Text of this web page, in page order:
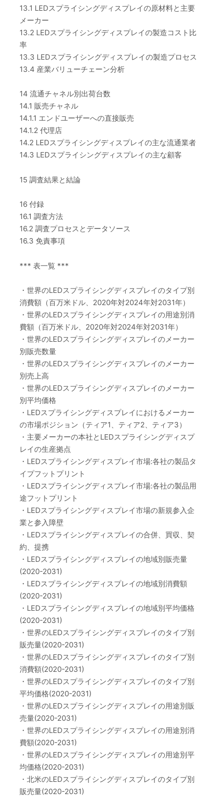
13.1 LEDスプライシングディスプレイの原材料と主要
メーカー
13.2 LEDスプライシングディスプレイの製造コスト比
率
13.3 LEDスプライシングディスプレイの製造プロセス
13.4 産業バリューチェーン分析
14 流通チャネル別出荷台数
14.1 販売チャネル
14.1.1 エンドユーザーへの直接販売
14.1.2 代理店
14.2 LEDスプライシングディスプレイの主な流通業者
14.3 LEDスプライシングディスプレイの主な顧客
15 調査結果と結論
16 付録
16.1 調査方法
16.2 調査プロセスとデータソース
16.3 免責事項
*** 表一覧 ***
・世界のLEDスプライシングディスプレイのタイプ別
消費額（百万米ドル、2020年対2024年対2031年）
・世界のLEDスプライシングディスプレイの用途別消
費額（百万米ドル、2020年対2024年対2031年）
・世界のLEDスプライシングディスプレイのメーカー
別販売数量
・世界のLEDスプライシングディスプレイのメーカー
別売上高
・世界のLEDスプライシングディスプレイのメーカー
別平均価格
・LEDスプライシングディスプレイにおけるメーカー
の市場ポジション（ティア1、ティア2、ティア3）
・主要メーカーの本社とLEDスプライシングディスプ
レイの生産拠点
・LEDスプライシングディスプレイ市場:各社の製品タ
イプフットプリント
・LEDスプライシングディスプレイ市場:各社の製品用
途フットプリント
・LEDスプライシングディスプレイ市場の新規参入企
業と参入障壁
・LEDスプライシングディスプレイの合併、買収、契
約、提携
・LEDスプライシングディスプレイの地域別販売量
(2020-2031)
・LEDスプライシングディスプレイの地域別消費額
(2020-2031)
・LEDスプライシングディスプレイの地域別平均価格
(2020-2031)
・世界のLEDスプライシングディスプレイのタイプ別
販売量(2020-2031)
・世界のLEDスプライシングディスプレイのタイプ別
消費額(2020-2031)
・世界のLEDスプライシングディスプレイのタイプ別
平均価格(2020-2031)
・世界のLEDスプライシングディスプレイの用途別販
売量(2020-2031)
・世界のLEDスプライシングディスプレイの用途別消
費額(2020-2031)
・世界のLEDスプライシングディスプレイの用途別平
均価格(2020-2031)
・北米のLEDスプライシングディスプレイのタイプ別
販売量(2020-2031)